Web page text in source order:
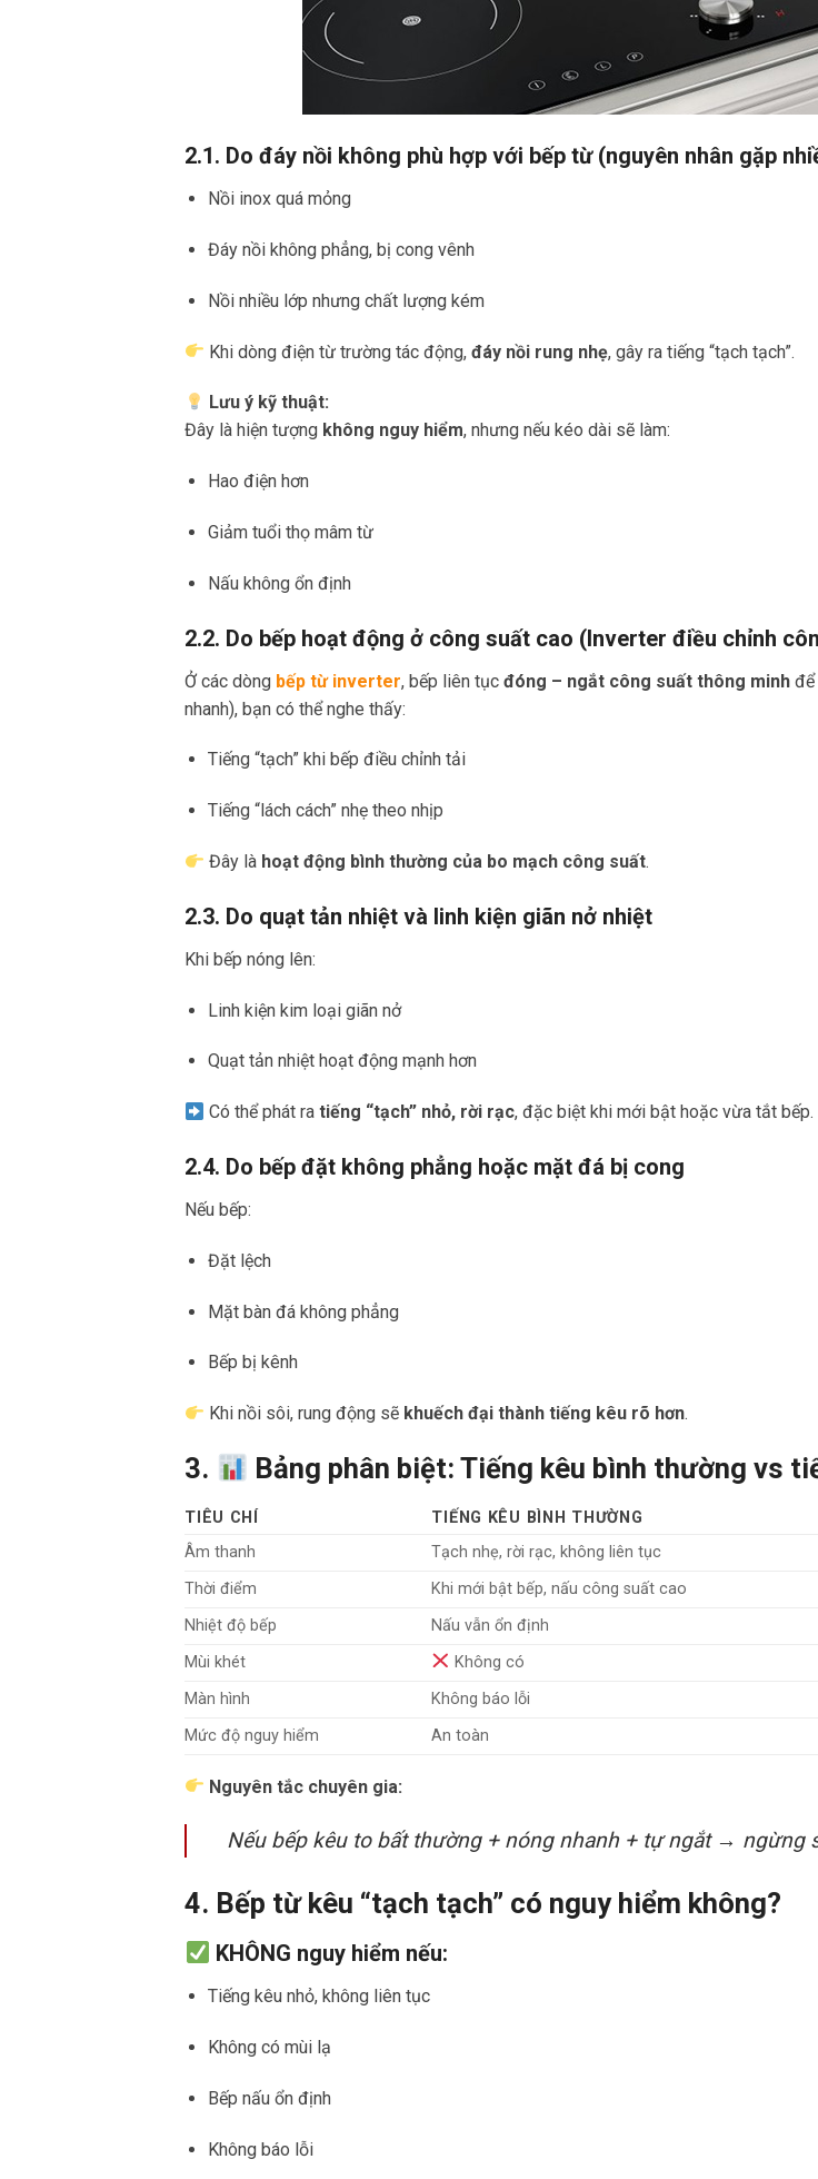
2.1. Do đáy nồi không phù hợp với bếp từ (nguyên nhân gặp
Nồi inox quá mỏng
Đáy nồi không phẳng, bị cong vênh
Nồi nhiều lớp nhưng chất lượng kém
Khi dòng điện từ trường tác động,đáy nồi rung nhẹ, gây ra tiếng “tạch tạch”.
Lưu ý kỹ thuật:
Đây là hiện tượng không nguy hiểm, nhưng nếu kéo dài sẽ làm:
Hao điện hơn
Giảm tuổi thọ mâm từ
Nấu không ổn định
2.2. Do bếp hoạt động ở công suất cao (Inverter điều chỉnh
Ở các dòng bếp từ inverter, bếp liên tụcđóng – ngắt công suất thông minh để
nhanh), bạn có thể nghe thấy:
Tiếng “tạch” khi bếp điều chỉnh tải
Tiếng “lách cách” nhẹ theo nhịp
Đây là hoạt động bình thường của bo mạch công suất.
2.3. Do quạt tản nhiệt và linh kiện giãn nở nhiệt
Khi bếp nóng lên:
Linh kiện kim loại giãn nở
Quạt tản nhiệt hoạt động mạnh hơn
Có thể phát ratiếng “tạch” nhỏ, rời rạc, đặc biệt khi mới bật hoặc vừa tắt bếp.
2.4. Do bếp đặt không phẳng hoặc mặt đá bị cong
Nếu bếp:
Đặt lệch
Mặt bàn đá không phẳng
Bếp bị kênh
Khi nồi sôi, rung động sẽ khuếch đại thành tiếng kêu rõ hơn.
3. Bảng phân biệt: Tiếng kêu bình thường vs
TIÊU CHÍ TIẾNG KÊU BÌNH THƯỜNG
Âm thanh
Tạch nhẹ, rời rạc, không liên tục
Thời điểm
Khi mới bật bếp, nấu công suất cao
Nhiệt độ bếp
Nấu vẫn ổn định
Mùi khét
Không có
Màn hình
Không báo lỗi
Mức độ nguy hiểm
An toàn
Nguyên tắc chuyên gia:
Nếu bếp kêu to bất thường + nóng nhanh + tự ngắt → ngừng
4. Bếp từ kêu “tạch tạch” có nguy hiểm không?
KHÔNG nguy hiểm nếu:
Tiếng kêu nhỏ, không liên tục
Không có mùi lạ
Bếp nấu ổn định
Không báo lỗi